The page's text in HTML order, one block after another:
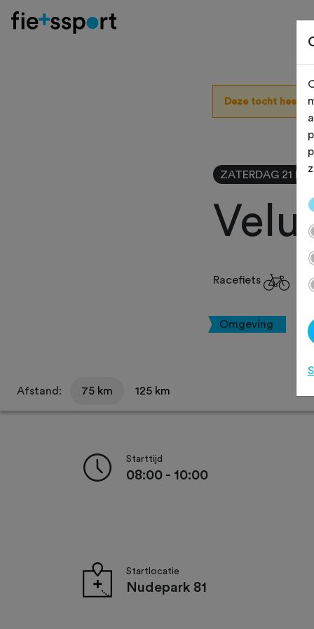
Deze tocht heeft
ZATERDAG 21
Racefiets
Omgeving
Afstand: 75 km 125 km
Starttijd
08:00 - 10:00
Startlocatie
Nudepark 81